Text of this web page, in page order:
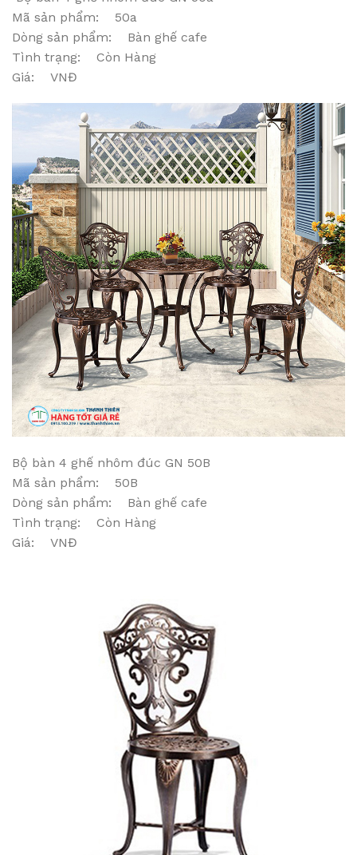
Mã sản phẩm: 50a
Dòng sản phẩm: Bàn ghế cafe
Tình trạng: Còn Hàng
Giá: VNĐ
Bộ bàn 4 ghế nhôm đúc GN 50B
Mã sản phẩm: 50B
Dòng sản phẩm: Bàn ghế cafe
Tình trạng: Còn Hàng
Giá: VNĐ